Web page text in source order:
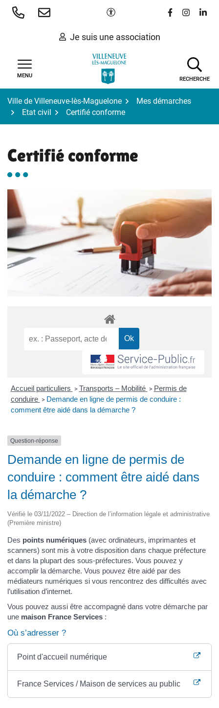
Aller
Paramètres d'accessibilité
Lien vers le
Lien vers
Lien
Je suis une association
MENU
RECHERCHE
Ville de Villeneuve-lès-Maguelone
Mes démarches
Etat civil
Certifié conforme
Certifié conforme
Accueil particuliers > Transports – Mobilité > Permis de
conduire > Demande en ligne de permis de conduire :
comment être aidé dans la démarche ?
Question-réponse
Demande en ligne de permis de
conduire : comment être aidé dans
la démarche ?
Vérifié le 03/11/2022 – Direction de l’information légale et administrative
(Première ministre)
Des points numériques (avec ordinateurs, imprimantes et
scanners) sont mis à votre disposition dans chaque préfecture
et dans la plupart des sous-préfectures. Vous pouvez y
accomplir la démarche. Vous pouvez être aidé par des
médiateurs numériques si vous rencontrez des difficultés avec
l’utilisation d’internet.
Vous pouvez aussi être accompagné dans votre démarche par
une maison France Services :
Où s’adresser ?
Point d'accueil numérique
France Services / Maison de services au public